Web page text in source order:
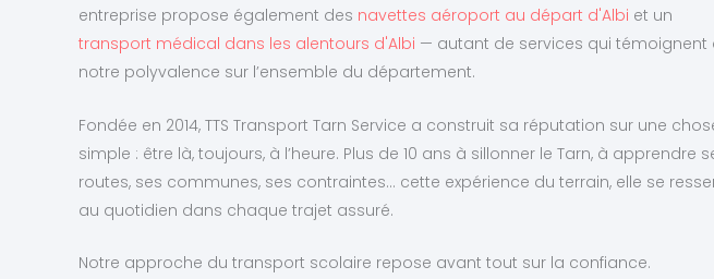
entreprise propose également des navettes aéroport au départ d'Albi et un
transport médical dans les alentours d'Albi — autant de services qui témoignent
notre polyvalence sur l’ensemble du département.
Fondée en 2014, TTS Transport Tarn Service a construit sa réputation sur une
simple : être là, toujours, à l’heure. Plus de 10 ans à sillonner le Tarn, à apprendre
routes, ses communes, ses contraintes… cette expérience du terrain, elle se
au quotidien dans chaque trajet assuré.
Notre approche du transport scolaire repose avant tout sur la confiance.